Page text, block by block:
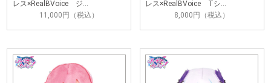
レス×RealBVoice ジ…
11,000円（税込）
レス×RealBVoice Tシ…
8,000円（税込）